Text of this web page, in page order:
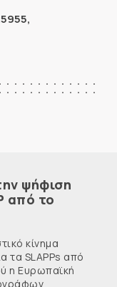
ψήφιση
από το
κίνημα
τα SLAPPs από
η Ευρωπαϊκή